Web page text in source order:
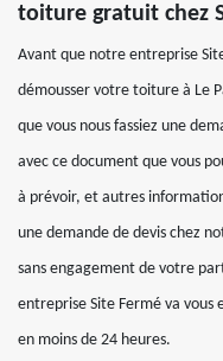
toiture gratuit chez
Avant que notre entreprise
démousser votre toiture à Le
que vous nous fassiez une
avec ce document que vous
à prévoir, et autres
une demande de devis chez
sans engagement de votre
entreprise Site Fermé va
en moins de 24 heures.